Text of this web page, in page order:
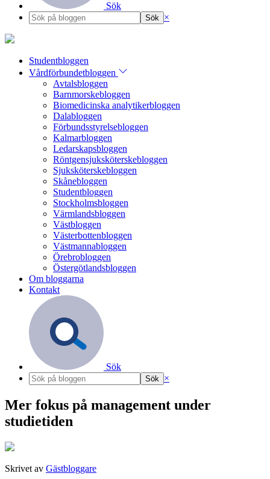
Sök
×
Studentbloggen
Vårdförbundetbloggen
Avtalsbloggen
Barnmorskebloggen
Biomedicinska analytikerbloggen
Dalabloggen
Förbundsstyrelsebloggen
Kalmarbloggen
Ledarskapsbloggen
Röntgensjuksköterskebloggen
Sjuksköterskebloggen
Skånebloggen
Studentbloggen
Stockholmsbloggen
Värmlandsbloggen
Västbloggen
Västerbottenbloggen
Västmannabloggen
Örebrobloggen
Östergötlandsbloggen
Om bloggarna
Kontakt
Sök
×
Mer fokus på management under
studietiden
Skrivet av Gästbloggare